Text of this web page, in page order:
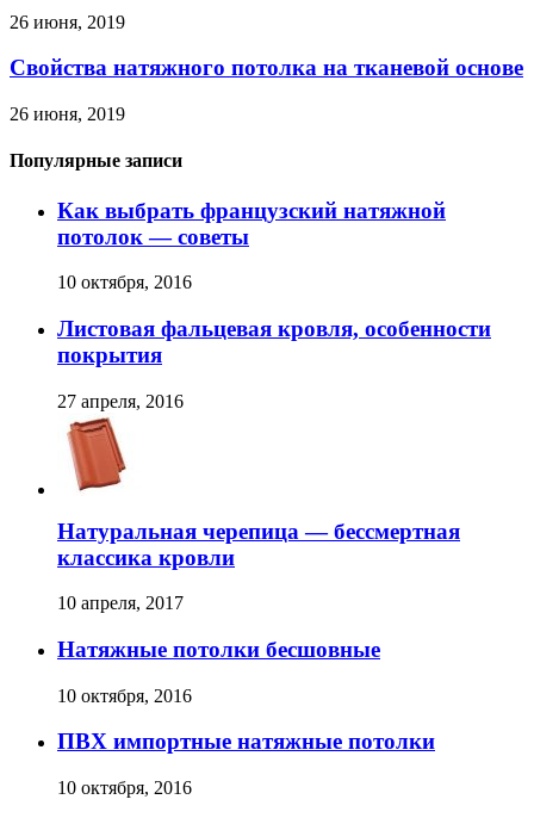
26 июня, 2019
Свойства натяжного потолка на тканевой основе
26 июня, 2019
Популярные записи
Как выбрать французский натяжной
потолок — советы
10 октября, 2016
Листовая фальцевая кровля, особенности
покрытия
27 апреля, 2016
Натуральная черепица — бессмертная
классика кровли
10 апреля, 2017
Натяжные потолки бесшовные
10 октября, 2016
ПВХ импортные натяжные потолки
10 октября, 2016